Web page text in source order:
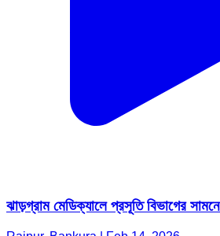
ঝাড়গ্রাম মেডিক্যালে প্রসূতি বিভাগের